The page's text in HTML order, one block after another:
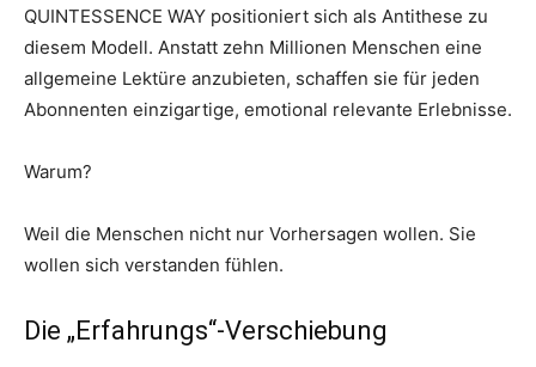
QUINTESSENCE WAY positioniert sich als Antithese zu
diesem Modell. Anstatt zehn Millionen Menschen eine
allgemeine Lektüre anzubieten, schaffen sie für jeden
Abonnenten einzigartige, emotional relevante Erlebnisse.
Warum?
Weil die Menschen nicht nur Vorhersagen wollen. Sie
wollen sich verstanden fühlen.
Die „Erfahrungs“-Verschiebung